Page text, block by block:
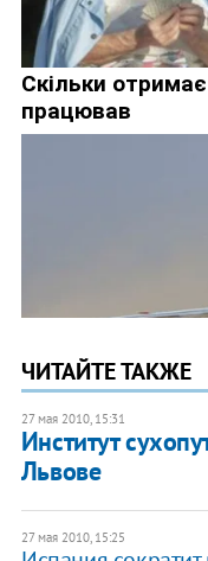
ЧИТАЙТЕ ТАКЖЕ
27 мая 2010, 15:31
Институт
Львове
27 мая 2010, 15:25